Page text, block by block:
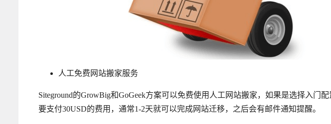
人工免费网站搬家服务
Siteground的GrowBig和GoGeek方案可以免费使用人工网站搬家，如果是选择入门
要支付30USD的费用，通常1-2天就可以完成网站迁移，之后会有邮件通知提醒。